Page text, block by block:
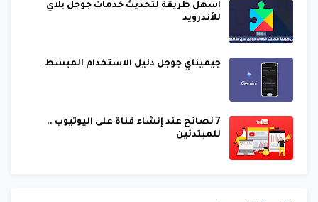
أسهل طريقة لتحديث خدمات جوجل بلاي
للأندرويد
جيميناي جوجل دليل الاستخدام المبسط
7 نصائح عند إنشاء قناة على اليوتيوب ..
للمبتدئين